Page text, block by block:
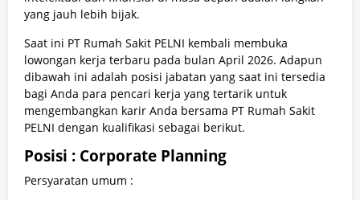
yang jauh lebih bijak.
Saat ini PT Rumah Sakit PELNI kembali membuka
lowongan kerja terbaru pada bulan April 2026. Adapun
dibawah ini adalah posisi jabatan yang saat ini tersedia
bagi Anda para pencari kerja yang tertarik untuk
mengembangkan karir Anda bersama PT Rumah Sakit
PELNI dengan kualifikasi sebagai berikut.
Posisi : Corporate Planning
Persyaratan umum :